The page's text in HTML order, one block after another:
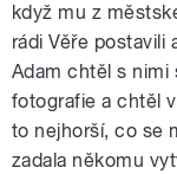
když mu z
rádi Věře postavili
Adam chtěl s nimi
fotografie a chtěl
to nejhorší, co se
zadala někomu